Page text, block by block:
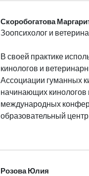
Скоробогатова
Зоопсихолог и
В своей практике
кинологов и
Ассоциации гуманных
начинающих кинологов
международных
образовательный
Розова Юлия